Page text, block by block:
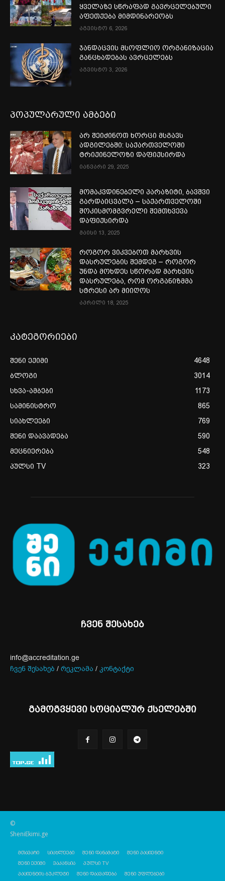
ყველაზე სწრაფად გავრცელებული
აფეთქება მიმდინარეობს
აგვისტო 6, 2026
ჯანდაცვის მსოფლიო ორგანიზაცია
განცხადებას ავრცელებს
აგვისტო 3, 2026
პოპულარული ამბები
არ შეიძინოთ ხორცი მსგავს
ადგილებში: საქართველოში
ტრიქინელოზი დაფიქსირდა
იანვარი 29, 2025
მომაკვდინებელი პარაზიტი, ბავშვი
გარდაიცვალა – საქართველოში
შოკისმომგვრელი შემთხვევა
დაფიქსირდა
მაისი 13, 2025
როგორ ვიკვებოთ მარხვის
დასრულების შემდეგ – როგორ
უნდა მოხდეს სწორად მარხვის
დასრულება, რომ ორგანიზმმა
სტრესი არ მიიღოს
აპრილი 18, 2025
კატეგორიები
შენი ექიმი
4648
ბლოგი
3014
სხვა-ამბები
1173
სამინისტრო
865
სიახლეები
769
შენი დაავადება
590
მეცნიერება
548
პულსი TV
323
ჩვენ შესახებ
info@accreditation.ge
ჩვენ შესახებ / რეკლამა / კონტაქტი
გამოგვყევი სოციალურ ქსელებში
©
SheniEkimi.ge
მთავარი სიახლეები შენი დანამატი
შენი პაციენტი
შენი ექიმი
ვაკანსია
პულსი TV
პაციენტის ბუკლეტი
შენი დაავადება
შენი უფლებები